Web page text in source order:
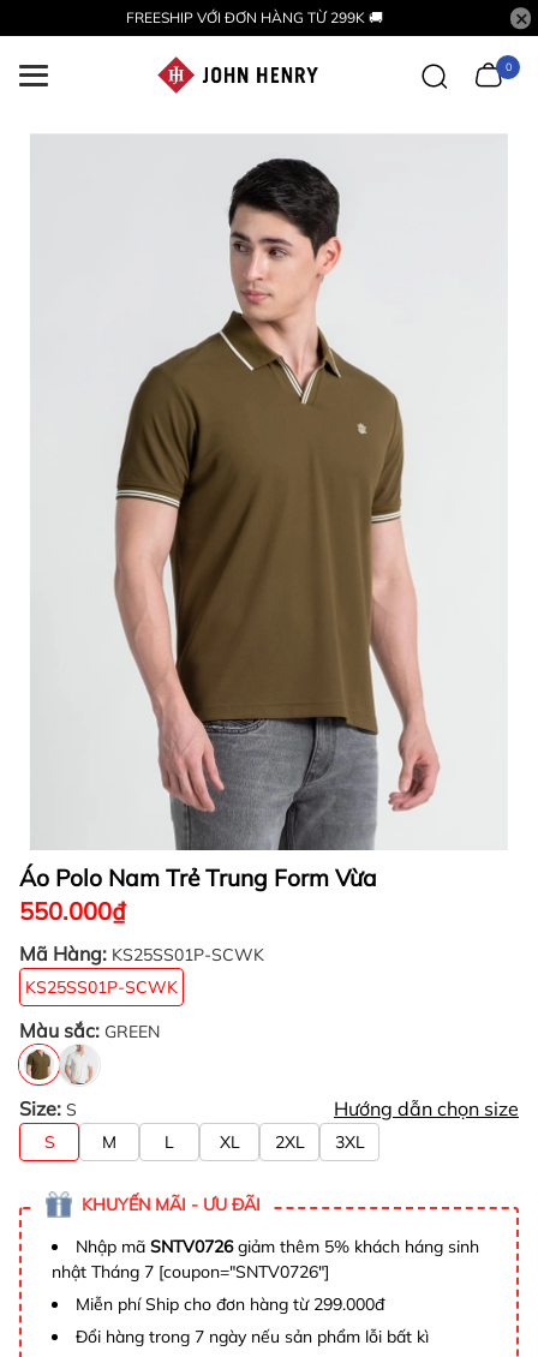
FREESHIP VỚI ĐƠN HÀNG TỪ 299K 🚚
0
Áo Polo Nam Trẻ Trung Form Vừa
550.000₫
Mã Hàng: KS25SS01P-SCWK
KS25SS01P-SCWK
Màu sắc: GREEN
Size: S Hướng dẫn chọn size
S M L XL 2XL 3XL
KHUYẾN MÃI - ƯU ĐÃI
Nhập mã SNTV0726giảm thêm 5% khách háng sinh
nhật Tháng 7 [coupon="SNTV0726"]
Miễn phí Ship cho đơn hàng từ 299.000đ
Đổi hàng trong 7 ngày nếu sản phẩm lỗi bất kì